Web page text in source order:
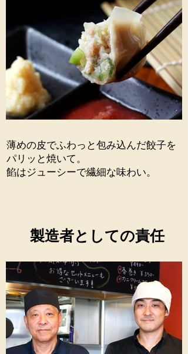
薄めの皮でふわっと包み込んだ餃子を
パリッと焼いて。
餡はジューシーで繊細な味わい。​
製造者としての責任